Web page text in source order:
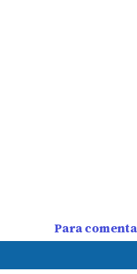
Para